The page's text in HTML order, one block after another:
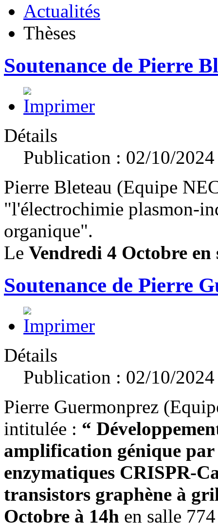
Actualités
Thèses
Soutenance de Pierre
Détails
Publication : 02/10/2024
Pierre Bleteau (Equipe
"l'électrochimie plasmon-
organique".
Le Vendredi 4 Octobre en
Soutenance de Pierre
Détails
Publication : 02/10/2024
Pierre Guermonprez
intitulée : “
amplification génique
enzymatiques CRISPR-
transistors graphène à
Octobre à 14h en salle